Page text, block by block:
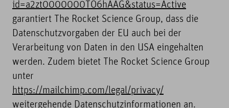
id=a2zt0000000TO6hAAG&status=Active
garantiert The Rocket Science Group, dass die
Datenschutzvorgaben der EU auch bei der
Verarbeitung von Daten in den USA eingehalten
werden. Zudem bietet The Rocket Science Group
unter
https://mailchimp.com/legal/privacy/
weitergehende Datenschutzinformationen an.